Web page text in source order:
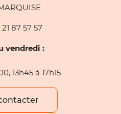
87 57 57
vendredi :
13h45 à 17h15